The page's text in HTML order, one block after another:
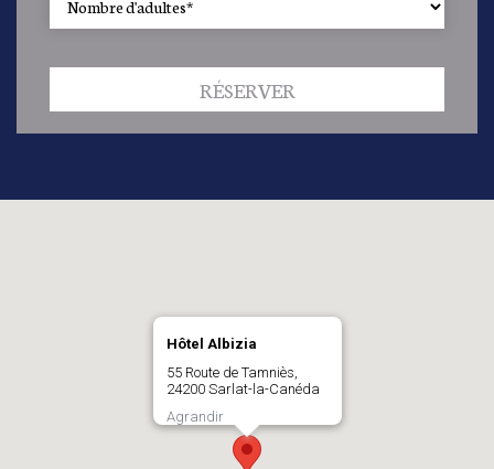
RÉSERVER
Hôtel Albizia
55 Route de Tamniès,
24200 Sarlat-la-Canéda
Agrandir